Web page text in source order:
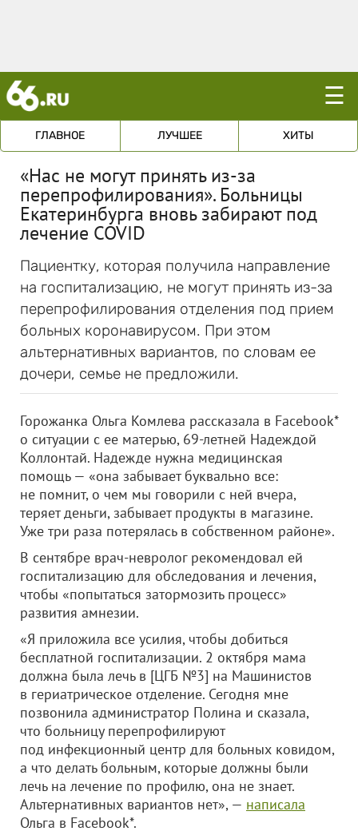
☰
ГЛАВНОЕ ЛУЧШЕЕ ХИТЫ
«Нас не могут принять из-за
перепрофилирования». Больницы
Екатеринбурга вновь забирают под
лечение COVID
Пациентку, которая получила направление
на госпитализацию, не могут принять из-за
перепрофилирования отделения под прием
больных коронавирусом. При этом
альтернативных вариантов, по словам ее
дочери, семье не предложили.
Горожанка Ольга Комлева рассказала в Facebook*
о ситуации с ее матерью, 69-летней Надеждой
Коллонтай. Надежде нужна медицинская
помощь — «она забывает буквально все:
не помнит, о чем мы говорили с ней вчера,
теряет деньги, забывает продукты в магазине.
Уже три раза потерялась в собственном районе».
В сентябре врач-невролог рекомендовал ей
госпитализацию для обследования и лечения,
чтобы «попытаться затормозить процесс»
развития амнезии.
«Я приложила все усилия, чтобы добиться
бесплатной госпитализации. 2 октября мама
должна была лечь в [ЦГБ №3] на Машинистов
в гериатрическое отделение. Сегодня мне
позвонила администратор Полина и сказала,
что больницу перепрофилируют
под инфекционный центр для больных ковидом,
а что делать больным, которые должны были
лечь на лечение по профилю, она не знает.
Альтернативных вариантов нет», — написала
Ольга в Facebook*.